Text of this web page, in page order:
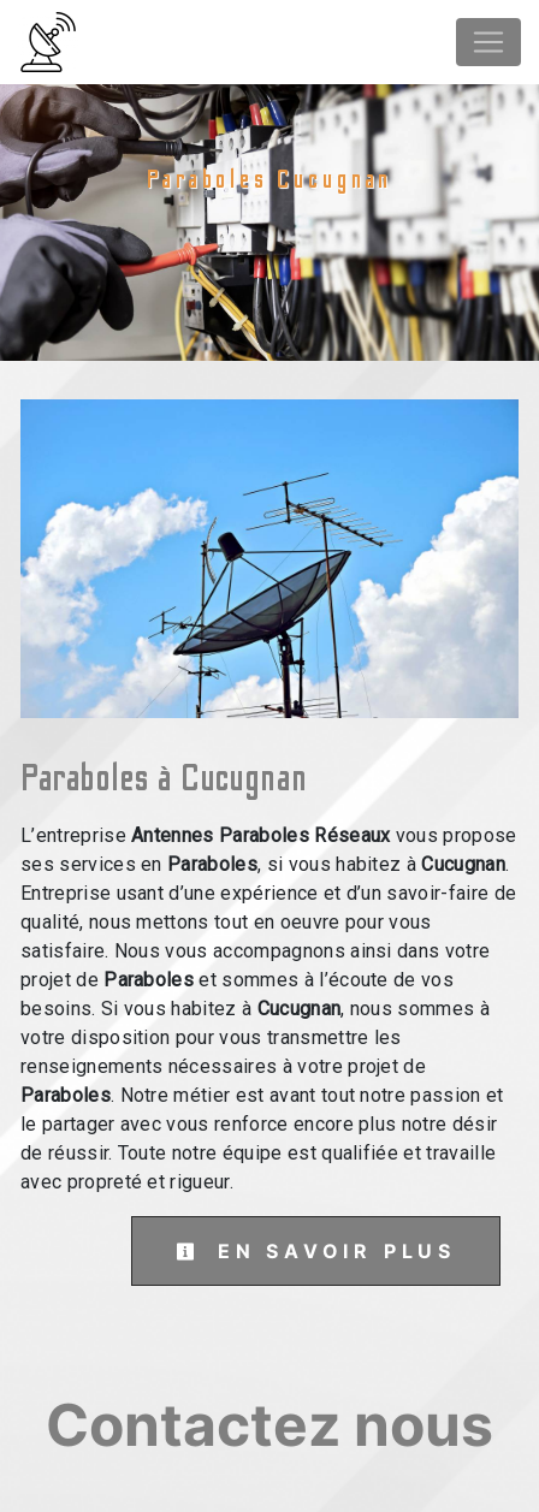
Paraboles Cucugnan
Paraboles à Cucugnan
L’entrepriseAntennes Paraboles Réseauxvous propose
ses services en Paraboles, si vous habitez àCucugnan.
Entreprise usant d’une expérience et d’un savoir-faire de
qualité, nous mettons tout en oeuvre pour vous
satisfaire. Nous vous accompagnons ainsi dans votre
projet de Paraboles et sommes à l’écoute de vos
besoins. Si vous habitez à Cucugnan, nous sommes à
votre disposition pour vous transmettre les
renseignements nécessaires à votre projet de
Paraboles. Notre métier est avant tout notre passion et
le partager avec vous renforce encore plus notre désir
de réussir. Toute notre équipe est qualifiée et travaille
avec propreté et rigueur.
EN SAVOIR PLUS
Contactez nous
Panneau de gestion des cookies